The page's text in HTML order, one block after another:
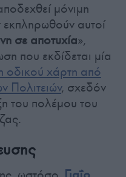
μόνιμη
αυτοί
σε αποτυχία»,
που εκδίδεται μία
οδικού χάρτη από
Πολιτειών, σχεδόν
του πολέμου του